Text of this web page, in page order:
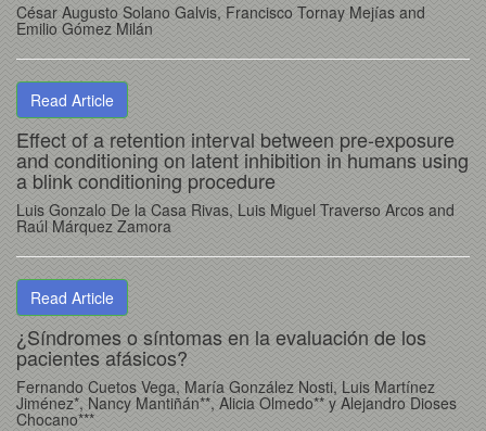
César Augusto Solano Galvis, Francisco Tornay Mejías and
Emilio Gómez Milán
Read Article
Effect of a retention interval between pre-exposure
and conditioning on latent inhibition in humans using
a blink conditioning procedure
Luis Gonzalo De la Casa Rivas, Luis Miguel Traverso Arcos and
Raúl Márquez Zamora
Read Article
¿Síndromes o síntomas en la evaluación de los
pacientes afásicos?
Fernando Cuetos Vega, María González Nosti, Luis Martínez
Jiménez*, Nancy Mantiñán**, Alicia Olmedo** y Alejandro Dioses
Chocano***